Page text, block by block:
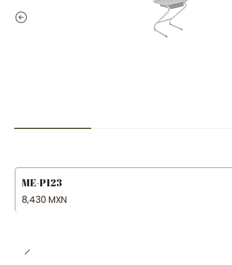
ME-P123
8,430 MXN